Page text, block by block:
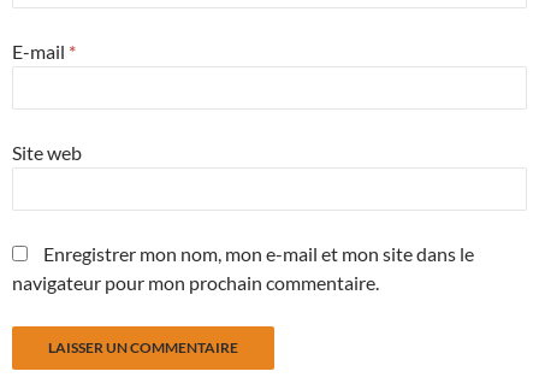
E-mail *
Site web
Enregistrer mon nom, mon e-mail et mon site dans le
navigateur pour mon prochain commentaire.